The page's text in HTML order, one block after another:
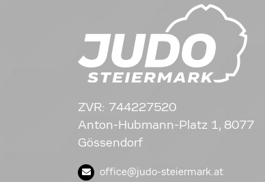
ZVR: 744227520
Anton-Hubmann-Platz 1, 8077
Gössendorf
office@judo-steiermark.at